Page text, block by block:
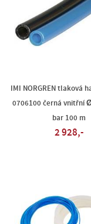
IMI NORGREN tlaková
0706100 černá vnitřní
bar 100 m
2 928,-